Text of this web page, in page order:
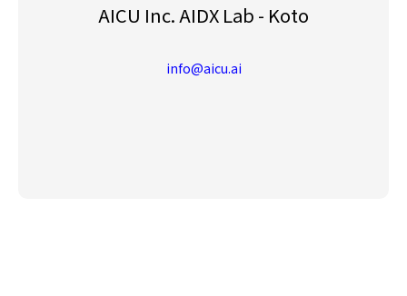
AICU Inc. AIDX Lab - Koto
info@aicu.ai